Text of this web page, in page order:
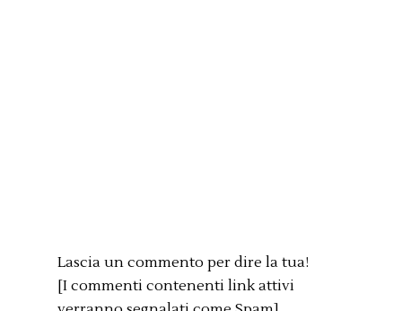
Lascia un commento per dire la tua!
[I commenti contenenti link attivi